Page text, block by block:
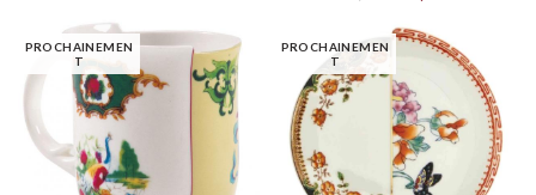
PROCHAINEMEN
T
PROCHAINEMEN
T